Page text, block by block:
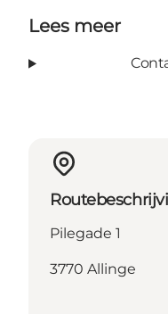
Lees meer
Pilegade 1
3770 Allinge